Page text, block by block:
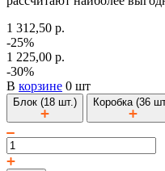
1 312,50 р.
-25%
1 225,00 р.
-30%
В корзине 0 шт
Блок (18 шт.) Коробка (36